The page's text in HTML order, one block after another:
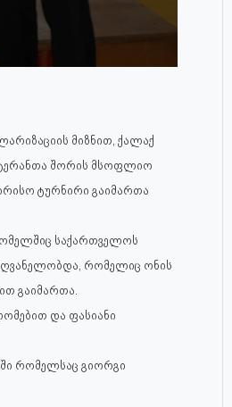
მიზნით, ქალაქ
შორის მსოფლიო
ტურნირი გაიმართა
საქართველოს
რომელიც ონის
გაიმართა.
და ფასიანი
რომელსაც გიორგი